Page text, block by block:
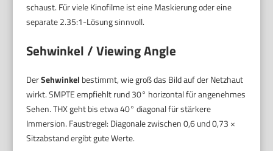
schaust. Für viele Kinofilme ist eine Maskierung oder eine
separate 2.35:1-Lösung sinnvoll.
Sehwinkel / Viewing Angle
DerSehwinkel bestimmt, wie groß das Bild auf der Netzhaut
wirkt. SMPTE empfiehlt rund 30° horizontal für angenehmes
Sehen. THX geht bis etwa 40° diagonal für stärkere
Immersion. Faustregel: Diagonale zwischen 0,6 und 0,73 ×
Sitzabstand ergibt gute Werte.